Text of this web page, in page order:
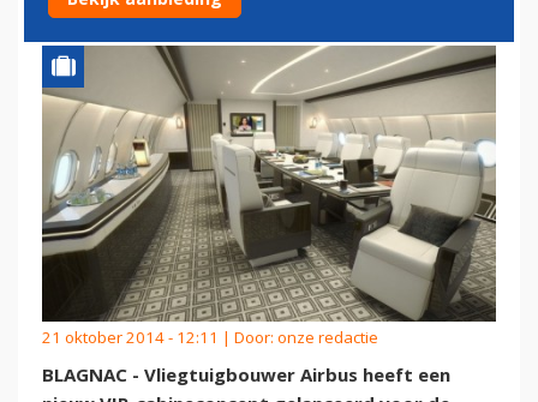
21 oktober 2014 - 12:11 | Door: onze redactie
BLAGNAC - Vliegtuigbouwer Airbus heeft een